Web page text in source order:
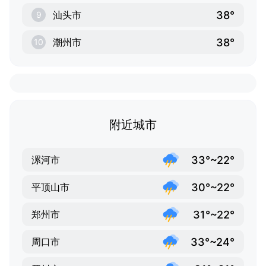
9 汕头市 38°
10 潮州市 38°
附近城市
漯河市 33°~22°
平顶山市 30°~22°
郑州市 31°~22°
周口市 33°~24°